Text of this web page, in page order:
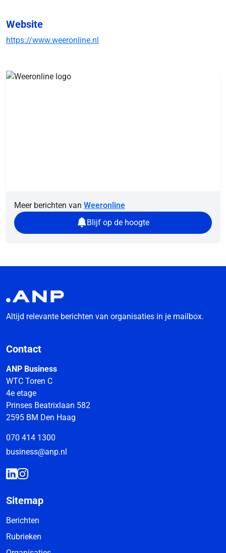
Website
https://www.weeronline.nl
Meer berichten van Weeronline
Blijf op de hoogte
Altijd relevante berichten van organisaties in je mailbox.
Contact
ANP Business
WTC Toren C
4e etage
Prinses Beatrixlaan 582
2595 BM Den Haag
070 414 1300
business@anp.nl
Sitemap
Berichten
Rubrieken